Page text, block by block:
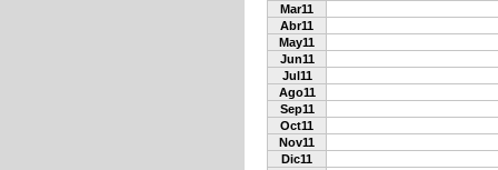
Mar11
Abr11
May11
Jun11
Jul11
Ago11
Sep11
Oct11
Nov11
Dic11